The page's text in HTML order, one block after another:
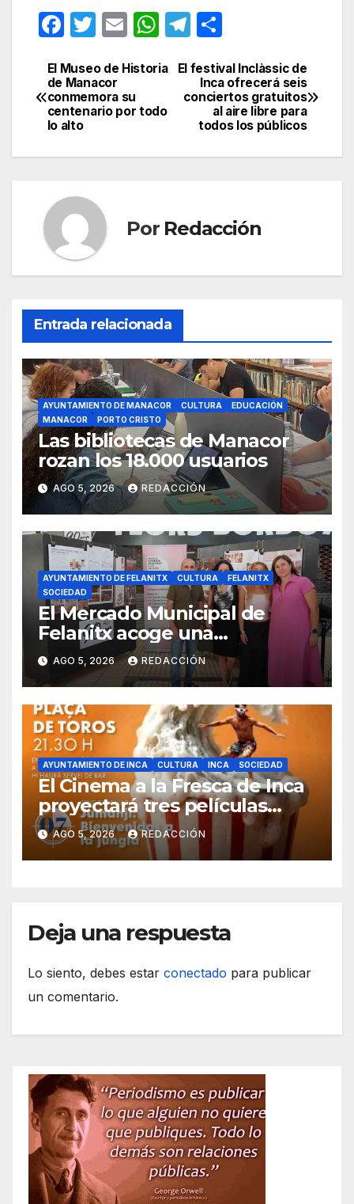
F
c
e
b
o
k
T
itt
er
E
ail
W
at
s
A
p
T
e
gr
a
m
m
p
ar
tir
Navegación
de
El festival Inclàssic de
Inca ofrecerá seis
conciertos gratuitos
al aire libre para
todos los públicos
El Museo de Historia
de Manacor
conmemora su
centenario por todo
lo alto
Por Redacción
Entrada relacionada
AYUNTAMIENTO DE MANACOR CULTURA
EDUCACIÓN
MANACOR
PORTO CRISTO
Las bibliotecas de Manacor
rozan los 18.000 usuarios
AGO 5, 2026 REDACCIÓN
AYUNTAMIENTO DE FELANITX CULTURA
FELANITX
SOCIEDAD
El Mercado Municipal de
Felanitx acoge una
exposición con propuestas de
diseño de la EASDIB
AGO 5, 2026 REDACCIÓN
AYUNTAMIENTO DE INCA CULTURA INCA SOCIEDAD
El Cinema a la Fresca de Inca
proyectará tres películas
solidarias en la plaza de toros
AGO 5, 2026 REDACCIÓN
Deja una respuesta
Lo siento, debes estar conectado para publicar
un comentario.